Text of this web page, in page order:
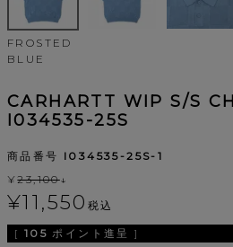
FROSTED
BLUE
CARHARTT WIP S/S
I034535-25S
商品番号 I034535-25S-1
¥23,100↓
¥11,550 税込
[ 105 ポイント進呈 ]